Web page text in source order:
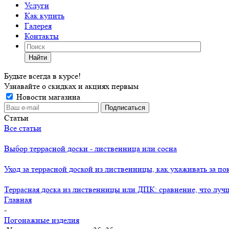
Услуги
Как купить
Галерея
Контакты
Найти
Будьте всегда в курсе!
Узнавайте о скидках и акциях первым
Новости магазина
Статьи
Все статьи
Выбор террасной доски - лиственница или сосна
Уход за террасной доской из лиственницы, как ухаживать за
Террасная доска из лиственницы или ДПК: сравнение, что
Главная
-
Погонажные изделия